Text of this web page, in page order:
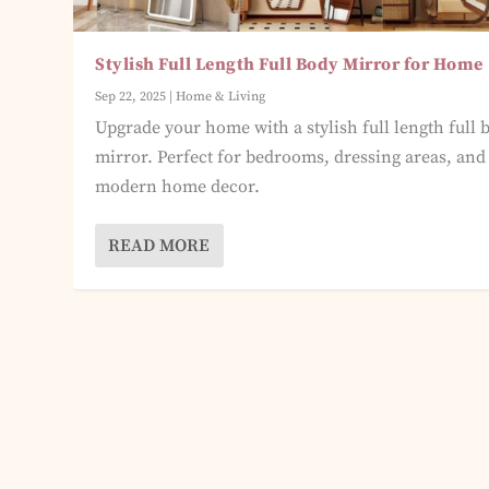
Stylish Full Length Full Body Mirror for Home
Sep 22, 2025 |Home & Living
Upgrade your home with a stylish full length full
mirror. Perfect for bedrooms, dressing areas, and
modern home decor.
READ MORE